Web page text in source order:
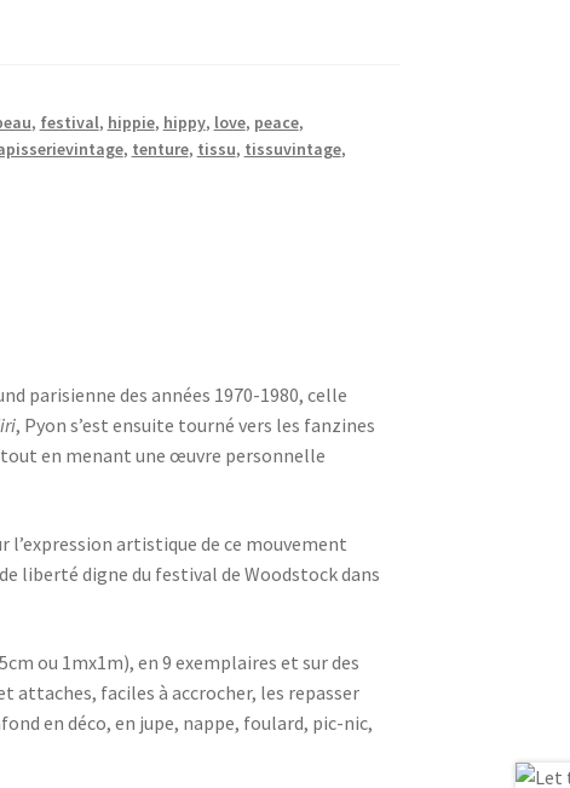
, festival, hippie, hippy, love, peace,
, tenture, tissu, tissuvintage,
parisienne des années 1970-1980, celle
, Pyon s’est ensuite tourné vers les fanzines
tout en menant une œuvre personnelle
artistique de ce mouvement
liberté digne du festival de Woodstock dans
ou 1mx1m), en 9 exemplaires et sur des
attaches, faciles à accrocher, les repasser
en déco, en jupe, nappe, foulard, pic-nic,